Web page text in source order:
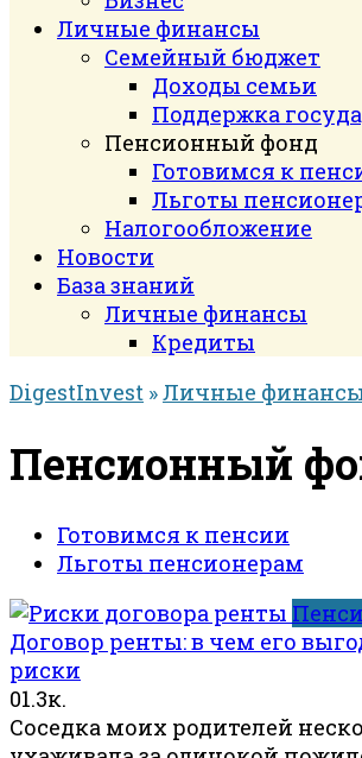
Личные финансы
Семейный бюджет
Доходы семьи
Поддержка
Пенсионный фонд
Готовимся к
Льготы
Налогообложение
Новости
База знаний
Личные финансы
Кредиты
DigestInvest »Личные
Пенсионный
Готовимся к пенсии
Льготы пенсионерам
Договор ренты: в чем его
риски
01.3к.
Соседка моих родителей